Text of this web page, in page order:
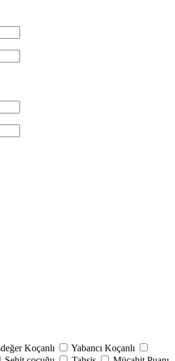
Koçanlı
Yabancı Koçanlı